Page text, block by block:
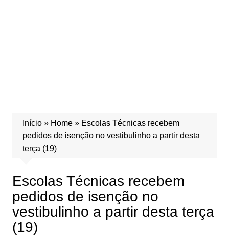
Início» Home» Escolas Técnicas recebem
pedidos de isenção no vestibulinho a partir desta
terça (19)
Escolas Técnicas recebem
pedidos de isenção no
vestibulinho a partir desta terça
(19)